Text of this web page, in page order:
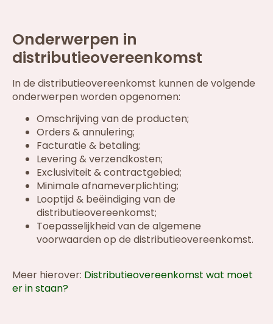
Onderwerpen in
distributieovereenkomst
In de distributieovereenkomst kunnen de volgende
onderwerpen worden opgenomen:
Omschrijving van de producten;
Orders & annulering;
Facturatie & betaling;
Levering & verzendkosten;
Exclusiviteit & contractgebied;
Minimale afnameverplichting;
Looptijd & beëindiging van de
distributieovereenkomst;
Toepasselijkheid van de algemene
voorwaarden op de distributieovereenkomst.
Meer hierover: Distributieovereenkomst wat moet
er in staan?